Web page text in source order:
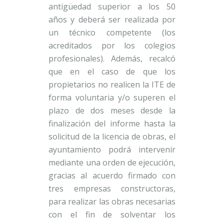
antigüedad superior a los 50
años y deberá ser realizada por
un técnico competente (los
acreditados por los colegios
profesionales). Además, recalcó
que en el caso de que los
propietarios no realicen la ITE de
forma voluntaria y/o superen el
plazo de dos meses desde la
finalización del informe hasta la
solicitud de la licencia de obras, el
ayuntamiento podrá intervenir
mediante una orden de ejecución,
gracias al acuerdo firmado con
tres empresas constructoras,
para realizar las obras necesarias
con el fin de solventar los